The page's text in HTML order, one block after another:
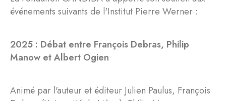
événements suivants de l'Institut Pierre Werner :
2025 : Débat entre François Debras, Philip
Manow et Albert Ogien
Animé par l'auteur et éditeur Julien Paulus, François